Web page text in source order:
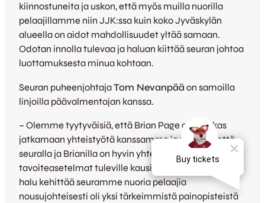
kiinnostuneita ja uskon, että myös muilla nuorilla
pelaajillamme niin JJK:ssa kuin koko Jyväskylän
alueella on aidot mahdollisuudet yltää samaan.
Odotan innolla tulevaa ja haluan kiittää seuran johtoa
luottamuksesta minua kohtaan.
Seuran puheenjohtajaTom Nevanpää on samoilla
linjoilla päävalmentajan kanssa.
– Olemme tyytyväisiä, että Brian Page on halukas
jatkamaan yhteistyötä kanssamme ja näenkin, että
seuralla ja Brianilla on hyvin yhtenevät
tavoiteasetelmat tuleville kausille. Päävalmentajan
halu kehittää seuramme nuoria pelaajia
nousujohteisesti oli yksi tärkeimmistä painopisteistä